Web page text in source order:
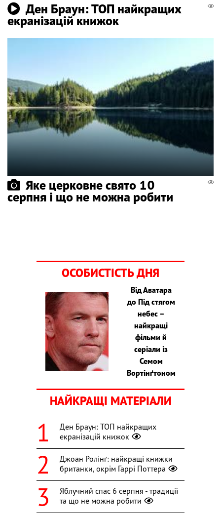
Ден Браун: ТОП найкращих
екранізацій книжок
Яке церковне свято 10
серпня і що не можна робити
ОСОБИСТІСТЬ ДНЯ
Від Аватара
до Під стягом
небес –
найкращі
фільми й
серіали із
Семом
Вортінґтоном
НАЙКРАЩІ МАТЕРІАЛИ
Ден Браун: ТОП найкращих
екранізацій книжок
Джоан Ролінґ: найкращі книжки
британки, окрім Гаррі Поттера
Яблучний спас 6 серпня - традиції
та що не можна робити